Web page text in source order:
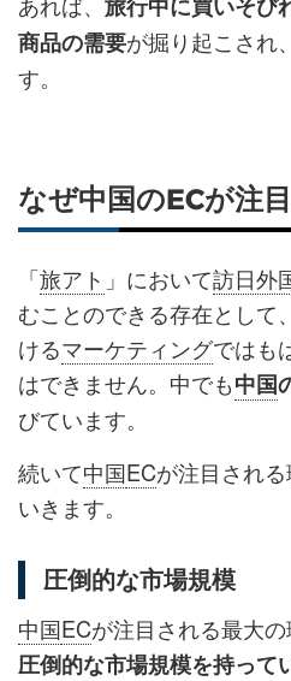
商品の需要が掘り起こされ
す。
なぜ中国のECが注
「旅アト 」において訪日外
むことのできる存在として、
けるマーケティングではも
はできません。中でも中国
びています。
続いて中国ECが注目され
いきます。
圧倒的な市場規模
中国ECが注目される最大
圧倒的な市場規模を持って